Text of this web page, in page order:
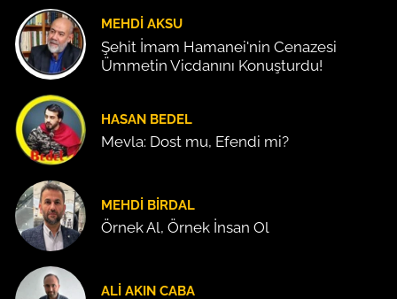
MEHDI AKSU
Şehit İmam Hamanei'nin Cenazesi
Ümmetin Vicdanını Konuşturdu!
HASAN BEDEL
Mevla: Dost mu, Efendi mi?
MEHDI BIRDAL
Örnek Al, Örnek İnsan Ol
ALI AKIN CABA